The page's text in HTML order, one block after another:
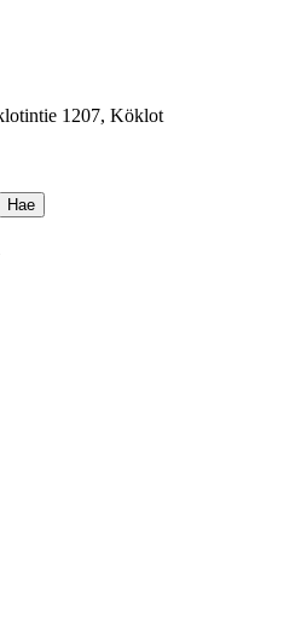
1207, Köklot